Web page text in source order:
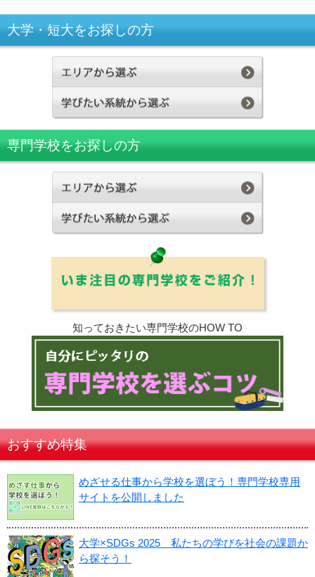
大学・短大をお探しの方
専門学校をお探しの方
知っておきたい専門学校のHOW TO
おすすめ特集
めざせる仕事から学校を選ぼう！専門学校専用
サイトを公開しました
大学×SDGs 2025 私たちの学びを社会の課題か
ら探そう！